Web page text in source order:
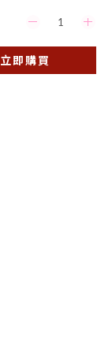
立即購買